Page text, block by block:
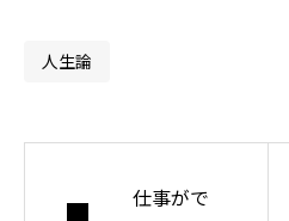
人生論
仕事がで